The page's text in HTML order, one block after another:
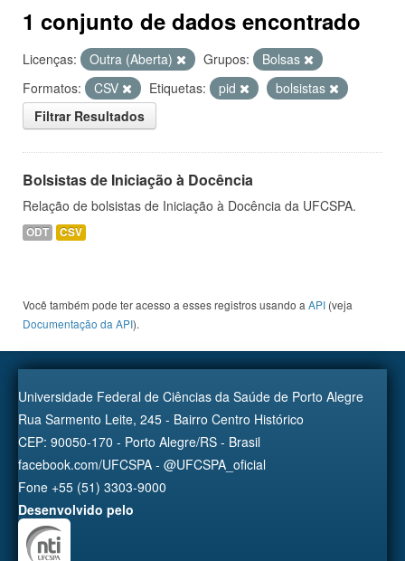
1 conjunto de dados encontrado
Licenças: Outra (Aberta) Grupos:
Bolsas
Formatos:
CSV Etiquetas: pid
bolsistas
Filtrar Resultados
Bolsistas de Iniciação à Docência
Relação de bolsistas de Iniciação à Docência da UFCSPA.
ODT CSV
Você também pode ter acesso a esses registros usando a API (veja
Documentação da API).
Universidade Federal de Ciências da Saúde de Porto Alegre
Rua Sarmento Leite, 245 - Bairro Centro Histórico
CEP: 90050-170 - Porto Alegre/RS - Brasil
facebook.com/UFCSPA - @UFCSPA_oficial
Fone +55 (51) 3303-9000
Desenvolvido pelo